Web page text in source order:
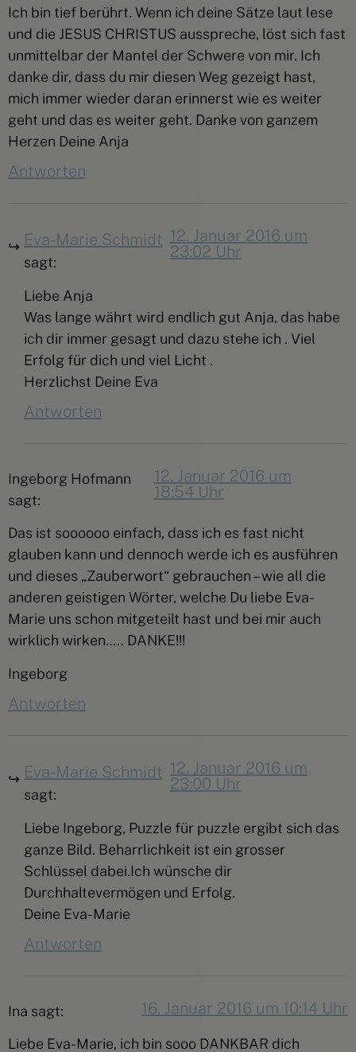
Ich bin tief berührt. Wenn ich deine Sätze laut lese
und die JESUS CHRISTUS ausspreche, löst sich fast
unmittelbar der Mantel der Schwere von mir. Ich
danke dir, dass du mir diesen Weg gezeigt hast,
mich immer wieder daran erinnerst wie es weiter
geht und das es weiter geht. Danke von ganzem
Herzen Deine Anja
Antworten
Eva-Marie Schmidt
sagt:
12. Januar 2016 um
23:02 Uhr
Liebe Anja
Was lange währt wird endlich gut Anja, das habe
ich dir immer gesagt und dazu stehe ich . Viel
Erfolg für dich und viel Licht .
Herzlichst Deine Eva
Antworten
Ingeborg Hofmann
sagt:
12. Januar 2016 um
18:54 Uhr
Das ist soooooo einfach, dass ich es fast nicht
glauben kann und dennoch werde ich es ausführen
und dieses „Zauberwort“ gebrauchen – wie all die
anderen geistigen Wörter, welche Du liebe Eva-
Marie uns schon mitgeteilt hast und bei mir auch
wirklich wirken….. DANKE!!!
Ingeborg
Antworten
Eva-Marie Schmidt
sagt:
12. Januar 2016 um
23:00 Uhr
Liebe Ingeborg, Puzzle für puzzle ergibt sich das
ganze Bild. Beharrlichkeit ist ein grosser
Schlüssel dabei.Ich wünsche dir
Durchhaltevermögen und Erfolg.
Deine Eva-Marie
Antworten
Ina sagt: 16. Januar 2016 um 10:14 Uhr
Liebe Eva-Marie, ich bin sooo DANKBAR dich